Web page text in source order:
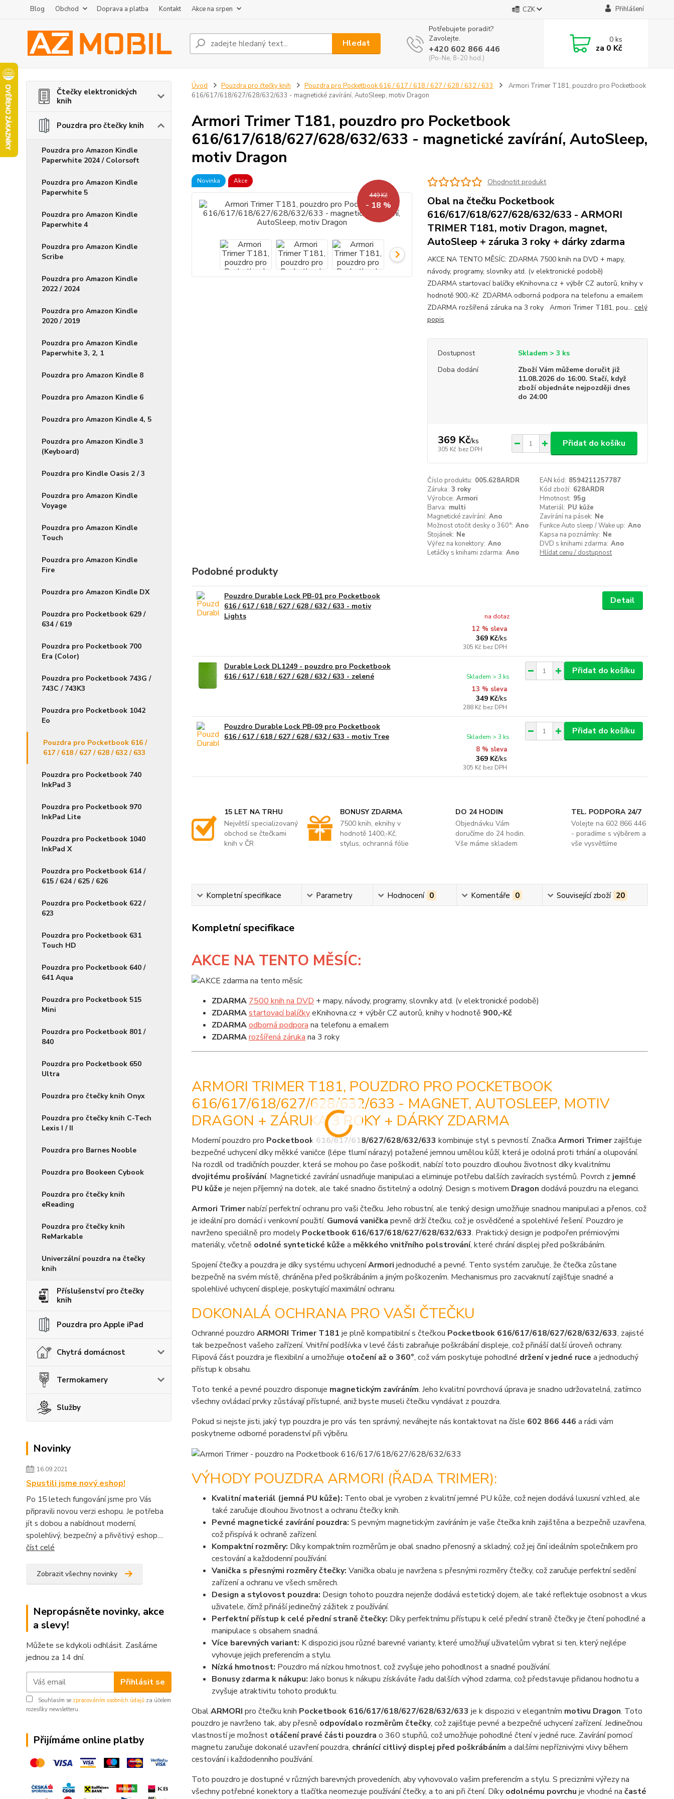
Blog Obchod Doprava a platba Kontakt Akce na srpen CZK Přihlášení
Hledat
Potřebujete poradit?
Zavolejte.
+420 602 866 446
(Po-Ne, 8-20 hod.)
0ks
za 0 Kč
Čtečky elektronických
knih
Pouzdra pro čtečky knih
Pouzdra pro Amazon Kindle
Paperwhite 2024 / Colorsoft
Pouzdra pro Amazon Kindle
Paperwhite 5
Pouzdra pro Amazon Kindle
Paperwhite 4
Pouzdra pro Amazon Kindle
Scribe
Pouzdra pro Amazon Kindle
2022 / 2024
Pouzdra pro Amazon Kindle
2020 / 2019
Pouzdra pro Amazon Kindle
Paperwhite 3, 2, 1
Pouzdra pro Amazon Kindle 8
Pouzdra pro Amazon Kindle 6
Pouzdra pro Amazon Kindle 4, 5
Pouzdra pro Amazon Kindle 3
(Keyboard)
Pouzdra pro Kindle Oasis 2 / 3
Pouzdra pro Amazon Kindle
Voyage
Pouzdra pro Amazon Kindle
Touch
Pouzdra pro Amazon Kindle
Fire
Pouzdra pro Amazon Kindle DX
Pouzdra pro Pocketbook 629 /
634 / 619
Pouzdra pro Pocketbook 700
Era (Color)
Pouzdra pro Pocketbook 743G /
743C / 743K3
Pouzdra pro Pocketbook 1042
Eo
Pouzdra pro Pocketbook 616 /
617 / 618 / 627 / 628 / 632 / 633
Pouzdra pro Pocketbook 740
InkPad 3
Pouzdra pro Pocketbook 970
InkPad Lite
Pouzdra pro Pocketbook 1040
InkPad X
Pouzdra pro Pocketbook 614 /
615 / 624 / 625 / 626
Pouzdra pro Pocketbook 622 /
623
Pouzdra pro Pocketbook 631
Touch HD
Pouzdra pro Pocketbook 640 /
641 Aqua
Pouzdra pro Pocketbook 515
Mini
Pouzdra pro Pocketbook 801 /
840
Pouzdra pro Pocketbook 650
Ultra
Pouzdra pro čtečky knih Onyx
Pouzdra pro čtečky knih C-Tech
Lexis I / II
Pouzdra pro Barnes Nooble
Pouzdra pro Bookeen Cybook
Pouzdra pro čtečky knih
eReading
Pouzdra pro čtečky knih
ReMarkable
Univerzální pouzdra na čtečky
knih
Příslušenství pro čtečky
knih
Pouzdra pro Apple iPad
Chytrá domácnost
Termokamery
Služby
Novinky
16.09.2021
Spustili jsme nový eshop!
Po 15 letech fungování jsme pro Vás
připravili novou verzi eshopu. Je potřeba
jít s dobou a nabídnout moderní,
spolehlivý, bezpečný a přivětivý eshop....
číst celé
Zobrazit všechny novinky
Nepropásněte novinky, akce
a slevy!
Můžete se kdykoli odhlásit. Zasíláme
jednou za 14 dní.
Přihlásit se
Souhlasím se zpracováním osobních údajů za účelem
rozesílky newsletteru.
Přijímáme online platby
Úvod Pouzdra pro čtečky knih Pouzdra pro Pocketbook 616 / 617 / 618 / 627 / 628 / 632 / 633
Armori Trimer T181, pouzdro pro Pocketbook
616/617/618/627/628/632/633 - magnetické zavírání, AutoSleep, motiv Dragon
Armori Trimer T181, pouzdro pro Pocketbook
616/617/618/627/628/632/633 - magnetické zavírání, AutoSleep,
motiv Dragon
Novinka
Akce
449 Kč
- 18 %
Ohodnotit produkt
Obal na čtečku Pocketbook
616/617/618/627/628/632/633 - ARMORI
TRIMER T181, motiv Dragon, magnet,
AutoSleep + záruka 3 roky + dárky zdarma
AKCE NA TENTO MĚSÍC: ZDARMA 7500 knih na DVD + mapy,
návody, programy, slovníky atd. (v elektronické podobě)
ZDARMA startovací balíčky eKnihovna.cz + výběr CZ autorů, knihy v
hodnotě 900,-Kč ZDARMA odborná podpora na telefonu a emailem
ZDARMA rozšířená záruka na 3 roky Armori Trimer T181, pou... celý
popis
Dostupnost
Skladem > 3 ks
Doba dodání
Zboží Vám můžeme doručit již
11.08.2026 do 16:00. Stačí, když
zboží objednáte nejpozději dnes
do 24:00
369 Kč/ks
305 Kč bez DPH
Přidat do košíku
Číslo produktu: 005.628ARDR EAN kód: 8594211257787
Záruka: 3 roky Kód zboží: 628ARDR
Výrobce: Armori Hmotnost: 95g
Barva: multi Materiál: PU kůže
Magnetické zavírání: Ano Zavírání na pásek: Ne
Možnost otočit desky o 360°: Ano Funkce Auto sleep / Wake up: Ano
Stojánek: Ne Kapsa na poznámky: Ne
Výřez na konektory: Ano DVD s knihami zdarma: Ano
Letáčky s knihami zdarma: Ano Hlídat cenu / dostupnost
Podobné produkty
Pouzdro Durable Lock PB-01 pro Pocketbook
616 / 617 / 618 / 627 / 628 / 632 / 633 - motiv
Lights
12 % sleva
369 Kč/ks
305 Kč bez DPH
na dotaz
Detail
Durable Lock DL1249 - pouzdro pro Pocketbook
616 / 617 / 618 / 627 / 628 / 632 / 633 - zelené
13 % sleva
349 Kč/ks
288 Kč bez DPH
Skladem > 3 ks
Přidat do košíku
Pouzdro Durable Lock PB-09 pro Pocketbook
616 / 617 / 618 / 627 / 628 / 632 / 633 - motiv Tree
8 % sleva
369 Kč/ks
305 Kč bez DPH
Skladem > 3 ks
Přidat do košíku
15 LET NA TRHU
Největší specializovaný
obchod se čtečkami
knih v ČR
BONUSY ZDARMA
7500 knih, eknihy v
hodnotě 1400,-Kč,
stylus, ochranná fólie
DO 24 HODIN
Objednávku Vám
doručíme do 24 hodin.
Vše máme skladem
TEL. PODPORA 24/7
Volejte na 602 866 446
- poradíme s výběrem a
vše vysvětlíme
Kompletní specifikace Parametry Hodnocení 0 Komentáře 0 Související zboží 20
Kompletní specifikace
AKCE NA TENTO MĚSÍC:
ZDARMA 7500 knih na DVD + mapy, návody, programy, slovníky atd. (v elektronické podobě)
ZDARMAstartovací balíčkyeKnihovna.cz + výběr CZ autorů, knihy v hodnotě 900,-Kč
ZDARMAodborná podpora na telefonu a emailem
ZDARMArozšířená záruka na 3 roky
ARMORI TRIMER T181, POUZDRO PRO POCKETBOOK
616/617/618/627/628/632/633 - MAGNET, AUTOSLEEP, MOTIV
DRAGON + ZÁRUKA 3 ROKY + DÁRKY ZDARMA
Moderní pouzdro pro Pocketbook 616/617/618/627/628/632/633 kombinuje styl s pevností. Značka Armori Trimerzajišťuje
bezpečné uchycení díky měkké vaničce (lépe tlumí nárazy) potažené jemnou umělou kůží, která je odolná proti trhání a olupování.
Na rozdíl od tradičních pouzder, která se mohou po čase poškodit, nabízí toto pouzdro dlouhou životnost díky kvalitnímu
dvojitému prošívání. Magnetické zavírání usnadňuje manipulaci a eliminuje potřebu dalších zavíracích systémů. Povrch z jemné
PU kůže je nejen příjemný na dotek, ale také snadno čistitelný a odolný. Design s motivem Dragon dodává pouzdru na eleganci.
Armori Trimernabízí perfektní ochranu pro vaši čtečku. Jeho robustní, ale tenký design umožňuje snadnou manipulaci a přenos, což
je ideální pro domácí i venkovní použití. Gumová vanička pevně drží čtečku, což je osvědčené a spolehlivé řešení. Pouzdro je
navrženo speciálně pro modelyPocketbook 616/617/618/627/628/632/633. Praktický design je podpořen prémiovými
materiály, včetně odolné syntetické kůže a měkkého vnitřního polstrování, které chrání displej před poškrábáním.
Spojení čtečky a pouzdra je díky systému uchyceníArmori jednoduché a pevné. Tento systém zaručuje, že čtečka zůstane
bezpečně na svém místě, chráněna před poškrábáním a jiným poškozením. Mechanismus pro zacvaknutí zajišťuje snadné a
spolehlivé uchycení displeje, poskytující maximální ochranu.
DOKONALÁ OCHRANA PRO VAŠI ČTEČKU
Ochranné pouzdro ARMORI Trimer T181 je plně kompatibilní s čtečkou Pocketbook 616/617/618/627/628/632/633, zajisté
tak bezpečnost vašeho zařízení. Vnitřní podšívka v levé části zabraňuje poškrábání displeje, což přináší další úroveň ochrany.
Flipová část pouzdra je flexibilní a umožňuje otočení až o 360°, což vám poskytuje pohodlné držení v jedné ruce a jednoduchý
přístup k obsahu.
Toto tenké a pevné pouzdro disponuje magnetickým zavíráním. Jeho kvalitní povrchová úprava je snadno udržovatelná, zatímco
všechny ovládací prvky zůstávají přístupné, aniž byste museli čtečku vyndávat z pouzdra.
Pokud si nejste jisti, jaký typ pouzdra je pro vás ten správný, neváhejte nás kontaktovat na čísle 602 866 446 a rádi vám
poskytneme odborné poradenství při výběru.
VÝHODY POUZDRA ARMORI (ŘADA TRIMER):
Kvalitní materiál (jemná PU kůže): Tento obal je vyroben z kvalitní jemné PU kůže, což nejen dodává luxusní vzhled, ale
také zaručuje dlouhou životnost a ochranu čtečky knih.
Pevné magnetické zavírání pouzdra: S pevným magnetickým zavíráním je vaše čtečka knih zajištěna a bezpečně uzavřena,
což přispívá k ochraně zařízení.
Kompaktní rozměry: Díky kompaktním rozměrům je obal snadno přenosný a skladný, což jej činí ideálním společníkem pro
cestování a každodenní používání.
Vanička s přesnými rozměry čtečky: Vanička obalu je navržena s přesnými rozměry čtečky, což zaručuje perfektní sedění
zařízení a ochranu ve všech směrech.
Design a stylovost pouzdra: Design tohoto pouzdra nejenže dodává estetický dojem, ale také reflektuje osobnost a vkus
uživatele, čímž přináší jedinečný zážitek z používání.
Perfektní přístup k celé přední straně čtečky: Díky perfektnímu přístupu k celé přední straně čtečky je čtení pohodlné a
manipulace s obsahem snadná.
Více barevných variant: K dispozici jsou různé barevné varianty, které umožňují uživatelům vybrat si ten, který nejlépe
vyhovuje jejich preferencím a stylu.
Nízká hmotnost: Pouzdro má nízkou hmotnost, což zvyšuje jeho pohodlnost a snadné používání.
Bonusy zdarma k nákupu: Jako bonus k nákupu získáváte řadu dalších výhod zdarma, což představuje přidanou hodnotu a
zvyšuje atraktivitu tohoto produktu.
ObalARMORI pro čtečku knih Pocketbook 616/617/618/627/628/632/633 je k dispozici v elegantním motivu Dragon. Toto
pouzdro je navrženo tak, aby přesně odpovídalo rozměrům čtečky, což zajišťuje pevné a bezpečné uchycení zařízení. Jedinečnou
vlastností je možnost otáčení pravé části pouzdra o 360 stupňů, což umožňuje pohodlné čtení v jedné ruce. Zavírání pomocí
magnetu zaručuje dokonalé uzavření pouzdra, chránící citlivý displej před poškrábáním a dalšími nepříznivými vlivy během
cestování i každodenního používání.
Toto pouzdro je dostupné v různých barevných provedeních, aby vyhovovalo vašim preferencím a stylu. S precizními výřezy na
všechny potřebné konektory a tlačítka neomezuje používání čtečky, a to ani při čtení. Díky odolnému povrchu je vhodné na časté